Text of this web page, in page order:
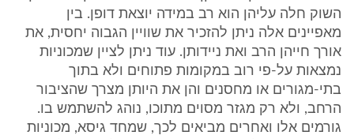
השוק חלה עליהן הוא רב במידה יוצאת דופן. בין
מאפיינים אלה ניתן להזכיר את שוויין הגבוה יחסית, את
אורך חייהן הרב ואת ניידותן. עוד ניתן לציין שמכוניות
נמצאות על-פי רוב במקומות פתוחים ולא בתוך
בתי-מגורים או מחסנים והן את היותן מצרך שהציבור
הרחב, ולא רק מגזר מסוים מתוכו, נוהג להשתמש בו.
גורמים אלו ואחרים מביאים לכך, שמחד גיסא, מכוניות